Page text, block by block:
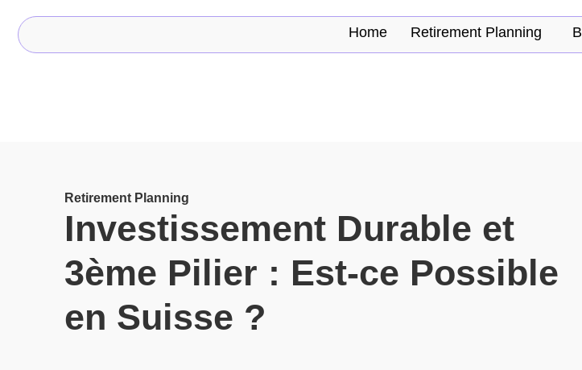
Home Retirement Planning
Retirement Planning
Investissement Durable et
3ème Pilier : Est-ce Possible
en Suisse ?